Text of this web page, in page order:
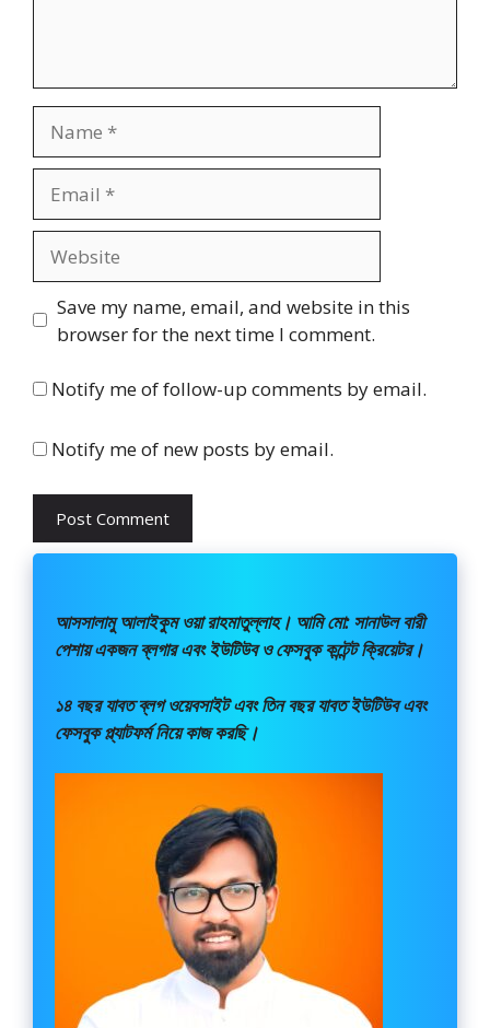
Save my name, email, and website in this
browser for the next time I comment.
Notify me of follow-up comments by email.
Notify me of new posts by email.
আসসালামু আলাইকুম ওয়া রাহমাতুল্লাহ। আমি মো: সানাউল বারী
পেশায় একজন ব্লগার এবং ইউটিউব ও ফেসবুক কন্টেন্ট ক্রিয়েটর।
১৪ বছর যাবত ব্লগ ওয়েবসাইট এবং তিন বছর যাবত ইউটিউব এবং
ফেসবুক প্ল্যাটফর্ম নিয়ে কাজ করছি।